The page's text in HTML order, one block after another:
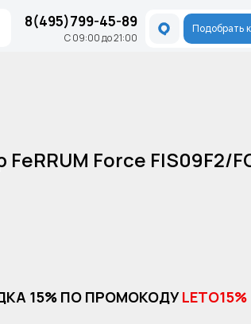
Подобрать
8(495)799-45-89
С 09:00 до 21:00
Force FIS09F2/
15% ПО ПРОМОКОДУ LETO15%